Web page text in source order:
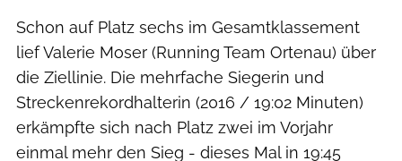
Schon auf Platz sechs im Gesamtklassement
lief Valerie Moser (Running Team Ortenau) über
die Ziellinie. Die mehrfache Siegerin und
Streckenrekordhalterin (2016 / 19:02 Minuten)
erkämpfte sich nach Platz zwei im Vorjahr
einmal mehr den Sieg - dieses Mal in 19:45